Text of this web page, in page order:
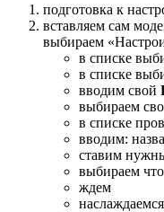
подготовка к
вставляем сам
выбираем
в списке
в списке
вводим свой
выбираем
в списке
вводим:
ставим
выбираем
ждем